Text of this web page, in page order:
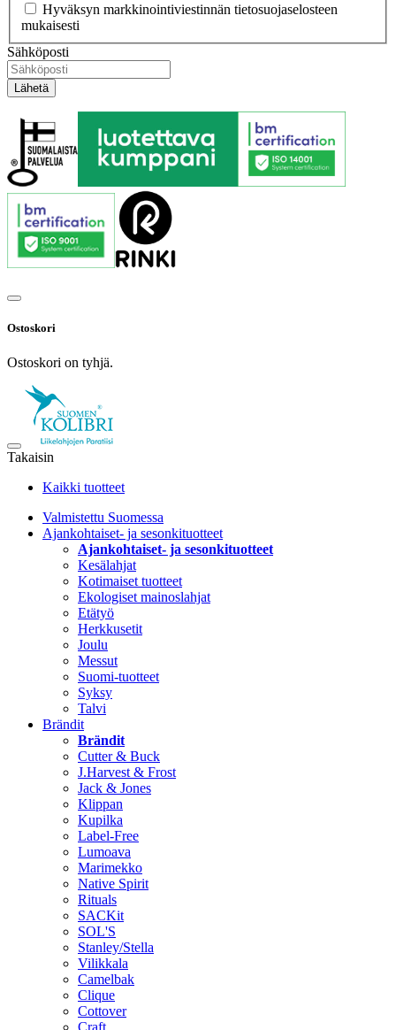
Hyväksyn markkinointiviestinnän tietosuojaselosteen
mukaisesti
Sähköposti
Ostoskori
Ostoskori on tyhjä.
Takaisin
Kaikki tuotteet
Valmistettu Suomessa
Ajankohtaiset- ja sesonkituotteet
Ajankohtaiset- ja sesonkituotteet
Kesälahjat
Kotimaiset tuotteet
Ekologiset mainoslahjat
Etätyö
Herkkusetit
Joulu
Messut
Suomi-tuotteet
Syksy
Talvi
Brändit
Brändit
Cutter & Buck
J.Harvest & Frost
Jack & Jones
Klippan
Kupilka
Label-Free
Lumoava
Marimekko
Native Spirit
Rituals
SACKit
SOL'S
Stanley/Stella
Vilikkala
Camelbak
Clique
Cottover
Craft